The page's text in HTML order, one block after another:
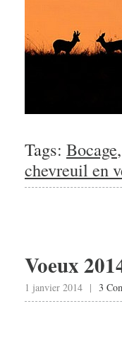
Tags: Bocage,
chevreuil en
Voeux
1 janvier 2014 | 3